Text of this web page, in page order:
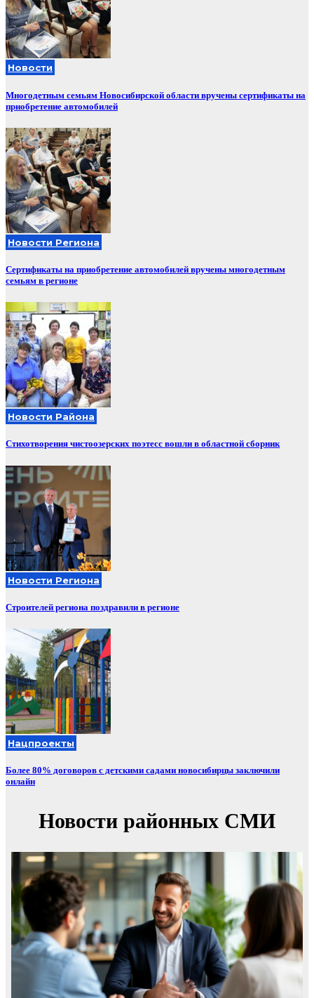
Новости
Многодетным семьям Новосибирской области вручены сертификаты на
приобретение автомобилей
Новости Региона
Сертификаты на приобретение автомобилей вручены многодетным
семьям в регионе
Новости Района
Стихотворения чистоозерских поэтесс вошли в областной сборник
Новости Региона
Строителей региона поздравили в регионе
Нацпроекты
Более 80% договоров с детскими садами новосибирцы заключили
онлайн